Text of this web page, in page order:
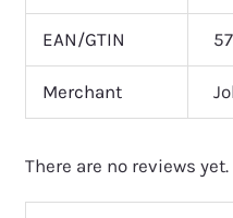
EAN/GTIN
Merchant
There are no reviews yet.